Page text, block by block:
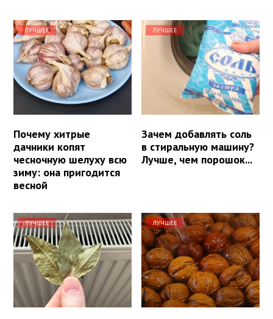
ЛУЧШЕЕ
Почему хитрые
дачники копят
чесночную шелуху всю
зиму: она пригодится
весной
ЛУЧШЕЕ
Зачем добавлять соль
в стиральную машину?
Лучше, чем порошок...
ЛУЧШЕЕ ЛУЧШЕЕ